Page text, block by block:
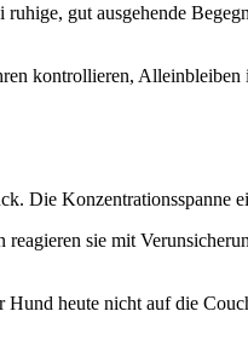
gut ausgehende
kontrollieren,
Die Konzentrationsspanne
sie mit
heute nicht auf die